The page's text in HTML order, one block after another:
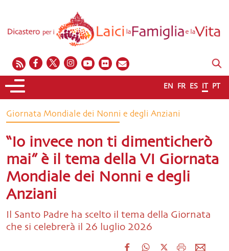
EN FR ES IT PT
Giornata Mondiale dei Nonni e degli Anziani
“Io invece non ti dimenticherò
mai” è il tema della VI Giornata
Mondiale dei Nonni e degli
Anziani
Il Santo Padre ha scelto il tema della Giornata
che si celebrerà il 26 luglio 2026